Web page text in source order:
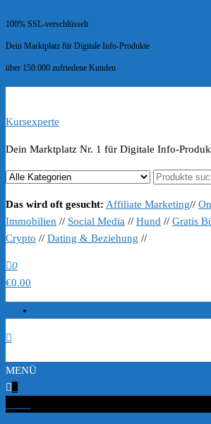
100% SSL-verschlüsselt
Dein Marktplatz für Digitale Info-Produkte
über 150.000 zufriedene Kunden
Kursexperte
Dein Marktplatz Nr. 1 für Digitale Info-
Das wird oft gesucht: Affiliate Marketing//
Immobilien // Social Media // Hund // Gratis
Crypto // Dating & Beziehung //
0
€0.00
MENÜ